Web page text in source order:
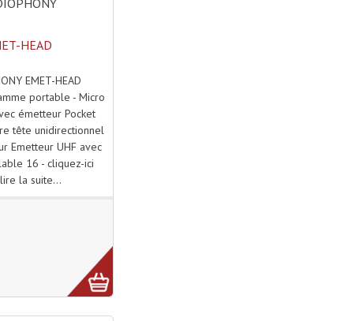
HEAD
EMET-HEAD
portable - Micro
émetteur Pocket
tête unidirectionnel
Emetteur UHF avec
16 - cliquez-ici
la suite...